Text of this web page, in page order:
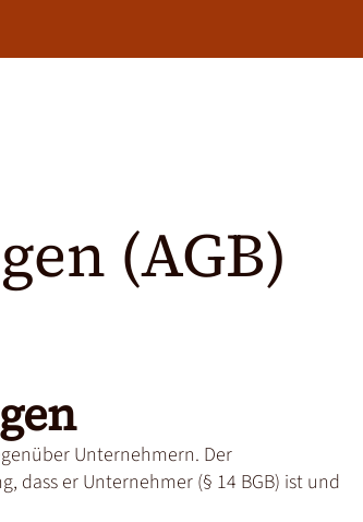
(AGB)
Unternehmern. Der
dass er Unternehmer (§ 14 BGB) ist und